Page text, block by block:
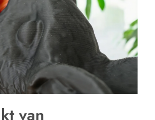
van